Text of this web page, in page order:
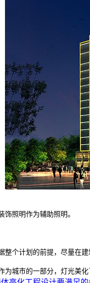
照明作为辅助照明。
计划的前提，尽量在
市的一部分，灯光美化